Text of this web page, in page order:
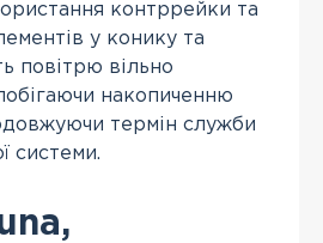
контррейки та
у конику та
повітрю вільно
накопиченню
термін служби
системи.